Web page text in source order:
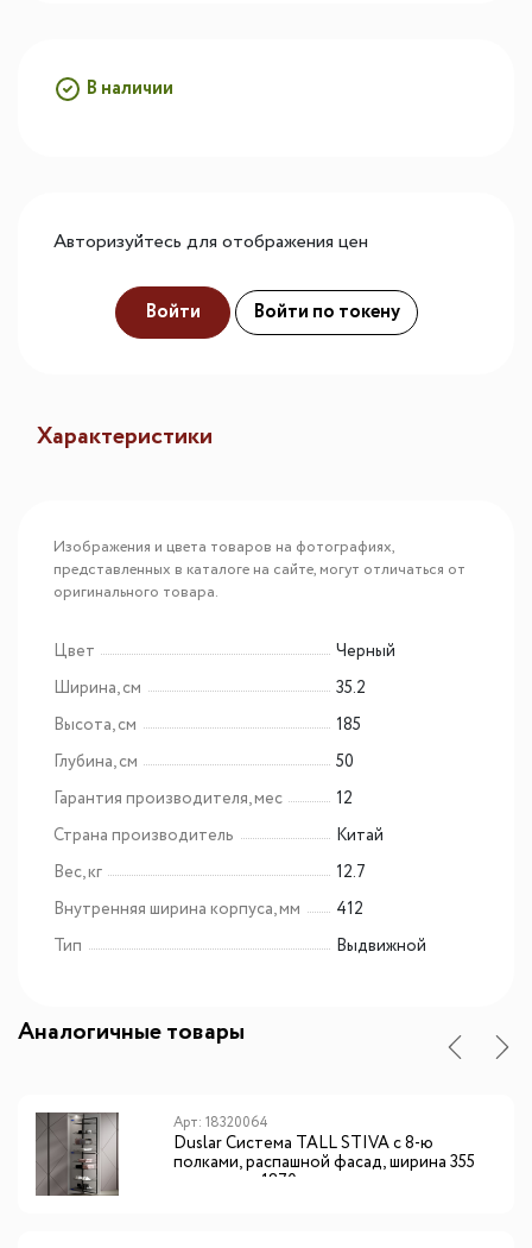
В наличии
Авторизуйтесь для отображения цен
Войти Войти по токену
Характеристики
Изображения и цвета товаров на фотографиях,
представленных в каталоге на сайте, могут отличаться от
оригинального товара.
Цвет
Черный
Ширина, см
35.2
Высота, см
185
Глубина, см
50
Гарантия производителя, мес
12
Страна производитель
Китай
Вес, кг
12.7
Внутренняя ширина корпуса, мм
412
Тип
Выдвижной
Аналогичные товары
Арт: 18320064
Duslar Система TALL STIVA с 8-ю
полками, распашной фасад, ширина 355
мм, высота 1870 мм, антрацит